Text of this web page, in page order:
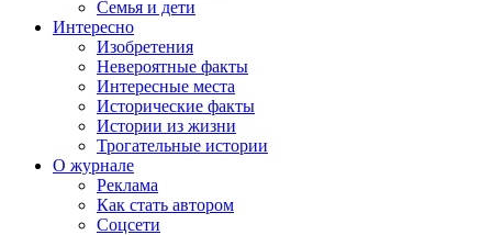
Семья и дети
Интересно
Изобретения
Невероятные факты
Интересные места
Исторические факты
Истории из жизни
Трогательные истории
О журнале
Реклама
Как стать автором
Соцсети